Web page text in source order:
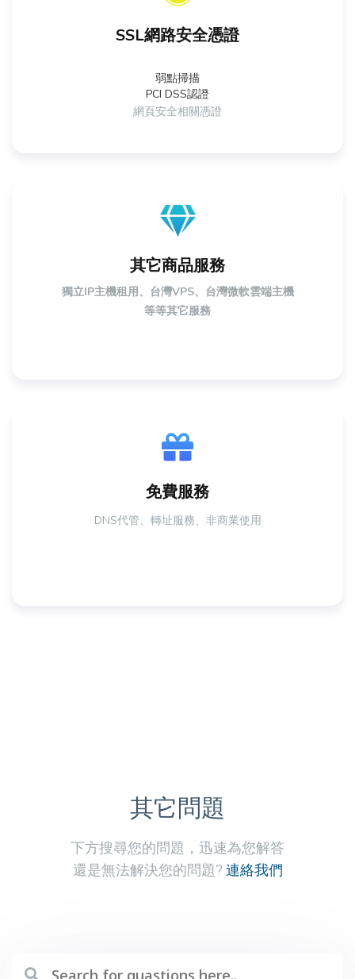
SSL網路安全憑證
弱點掃描
PCI DSS認證
網頁安全相關憑證
其它商品服務
獨立IP主機租用、台灣VPS、台灣微軟雲端主機
等等其它服務
免費服務
DNS代管、轉址服務、非商業使用
其它問題
下方搜尋您的問題，迅速為您解答
還是無法解決您的問題?連絡我們